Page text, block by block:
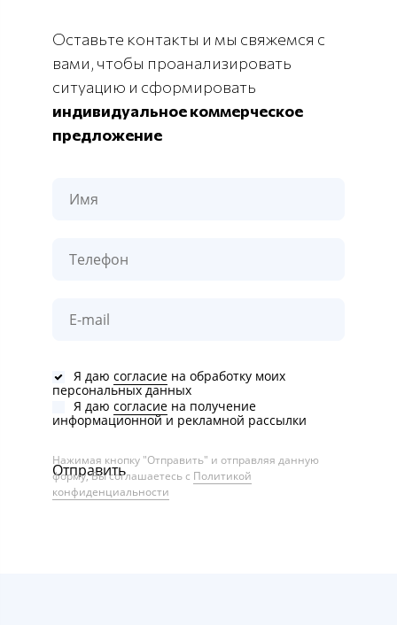
Оставьте контакты и мы свяжемся с
вами, чтобы проанализировать
ситуацию и сформировать
индивидуальное коммерческое
предложение
Я даю согласие на обработку моих
персональных данных
Я даю согласие на получение
информационной и рекламной рассылки
Отправить
Нажимая кнопку "Отправить" и отправляя данную
форму, Вы соглашаетесь с Политикой
конфиденциальности